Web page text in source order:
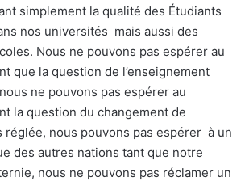
simplement la qualité des Étudiants
nos universités mais aussi des
Nous ne pouvons pas espérer au
que la question de l’enseignement
ne pouvons pas espérer au
la question du changement de
réglée, nous pouvons pas espérer à un
des autres nations tant que notre
nous ne pouvons pas réclamer un